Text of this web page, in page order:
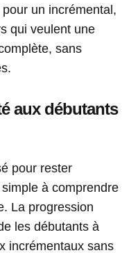
un incrémental,
qui veulent une
sans
aux débutants
pour rester
à comprendre
La progression
les débutants à
incrémentaux sans